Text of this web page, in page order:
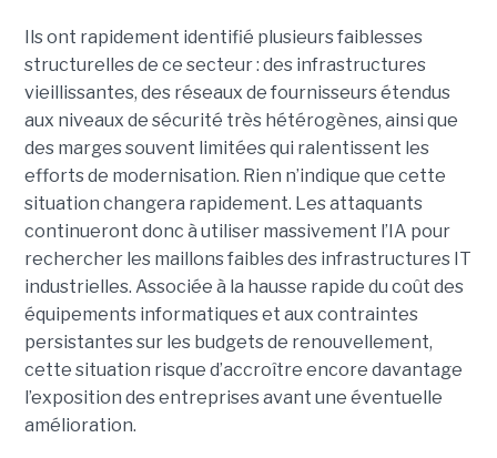
Ils ont rapidement identifié plusieurs faiblesses
structurelles de ce secteur : des infrastructures
vieillissantes, des réseaux de fournisseurs étendus
aux niveaux de sécurité très hétérogènes, ainsi que
des marges souvent limitées qui ralentissent les
efforts de modernisation. Rien n’indique que cette
situation changera rapidement. Les attaquants
continueront donc à utiliser massivement l’IA pour
rechercher les maillons faibles des infrastructures IT
industrielles. Associée à la hausse rapide du coût des
équipements informatiques et aux contraintes
persistantes sur les budgets de renouvellement,
cette situation risque d’accroître encore davantage
l’exposition des entreprises avant une éventuelle
amélioration.